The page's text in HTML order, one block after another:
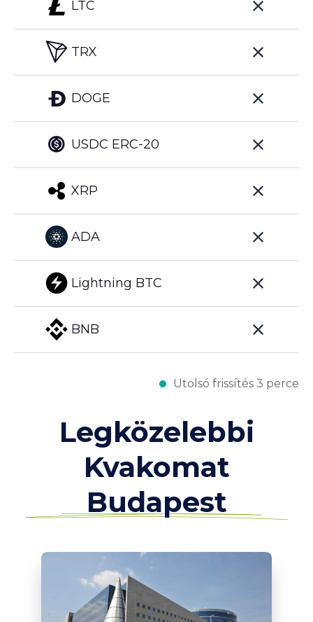
LTC
TRX
DOGE
USDC ERC-20
XRP
ADA
Lightning BTC
BNB
Utolsó frissítés 3 perce
Legközelebbi
Kvakomat
Budapest